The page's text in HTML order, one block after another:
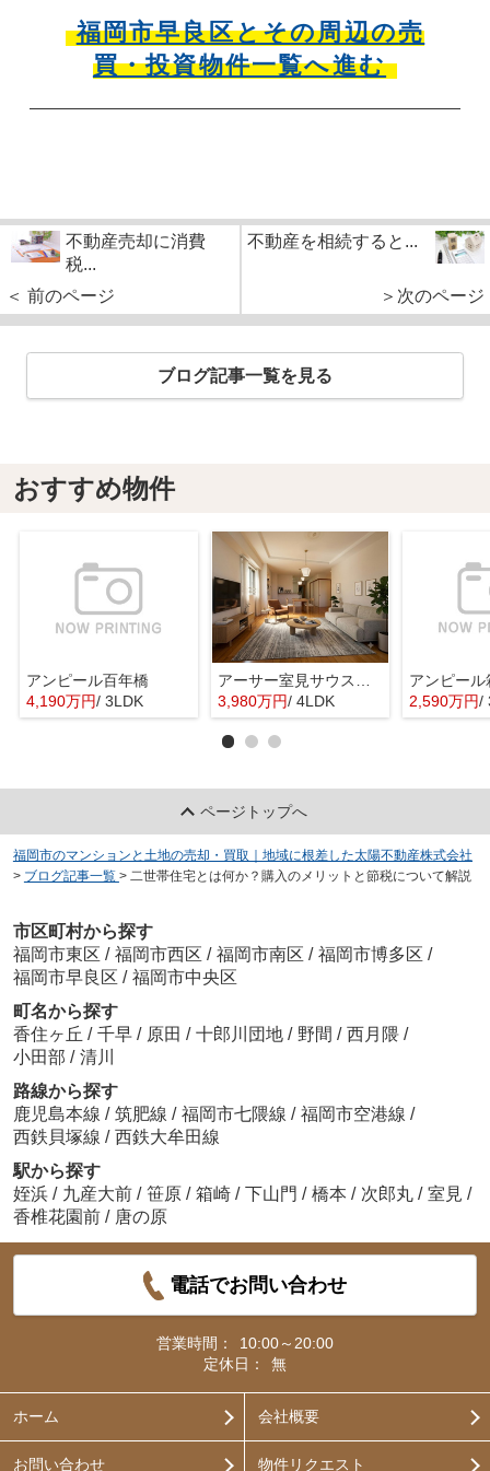
福岡市早良区とその周辺の売
買・投資物件一覧へ進む
不動産売却に消費
税...
＜ 前のページ
不動産を相続すると...
＞次のページ
ブログ記事一覧を見る
おすすめ物件
アンピール百年橋
4,190万円/ 3LDK
3,980万円/ 4LDK
アンピール
2,590万円/
ページトップへ
福岡市のマンションと土地の売却・買取｜地域に根差した太陽不動産株式会社
> ブログ記事一覧 > 二世帯住宅とは何か？購入のメリットと節税について解説
市区町村から探す
福岡市東区 / 福岡市西区 / 福岡市南区 / 福岡市博多区 /
福岡市早良区 / 福岡市中央区
町名から探す
香住ヶ丘 / 千早 / 原田 / 十郎川団地 / 野間 / 西月隈 /
小田部 / 清川
路線から探す
鹿児島本線 / 筑肥線 / 福岡市七隈線 / 福岡市空港線 /
西鉄貝塚線 / 西鉄大牟田線
駅から探す
姪浜 / 九産大前 / 笹原 / 箱崎 / 下山門 / 橋本 / 次郎丸 / 室見 /
香椎花園前 / 唐の原
電話でお問い合わせ
営業時間：
10:00～20:00
定休日：
無
ホーム 会社概要
お問い合わせ 物件リクエスト